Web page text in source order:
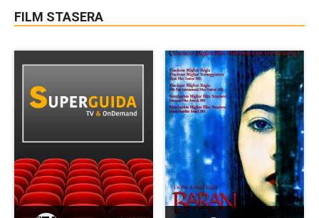
FILM STASERA